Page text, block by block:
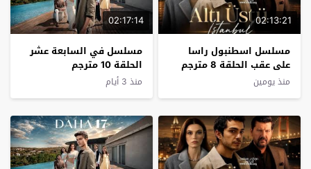
02:13:21
مسلسل اسطنبول راسا
على عقب الحلقة 8 مترجم
منذ يومين
02:17:14
مسلسل في السابعة عشر
الحلقة 10 مترجم
منذ 3 أيام